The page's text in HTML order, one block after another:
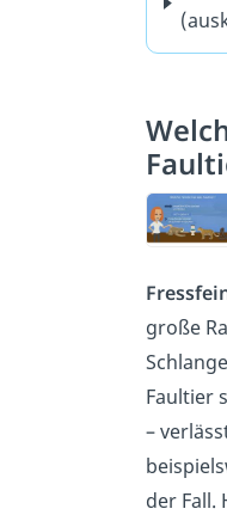
große
Faultier
–
der Fall.